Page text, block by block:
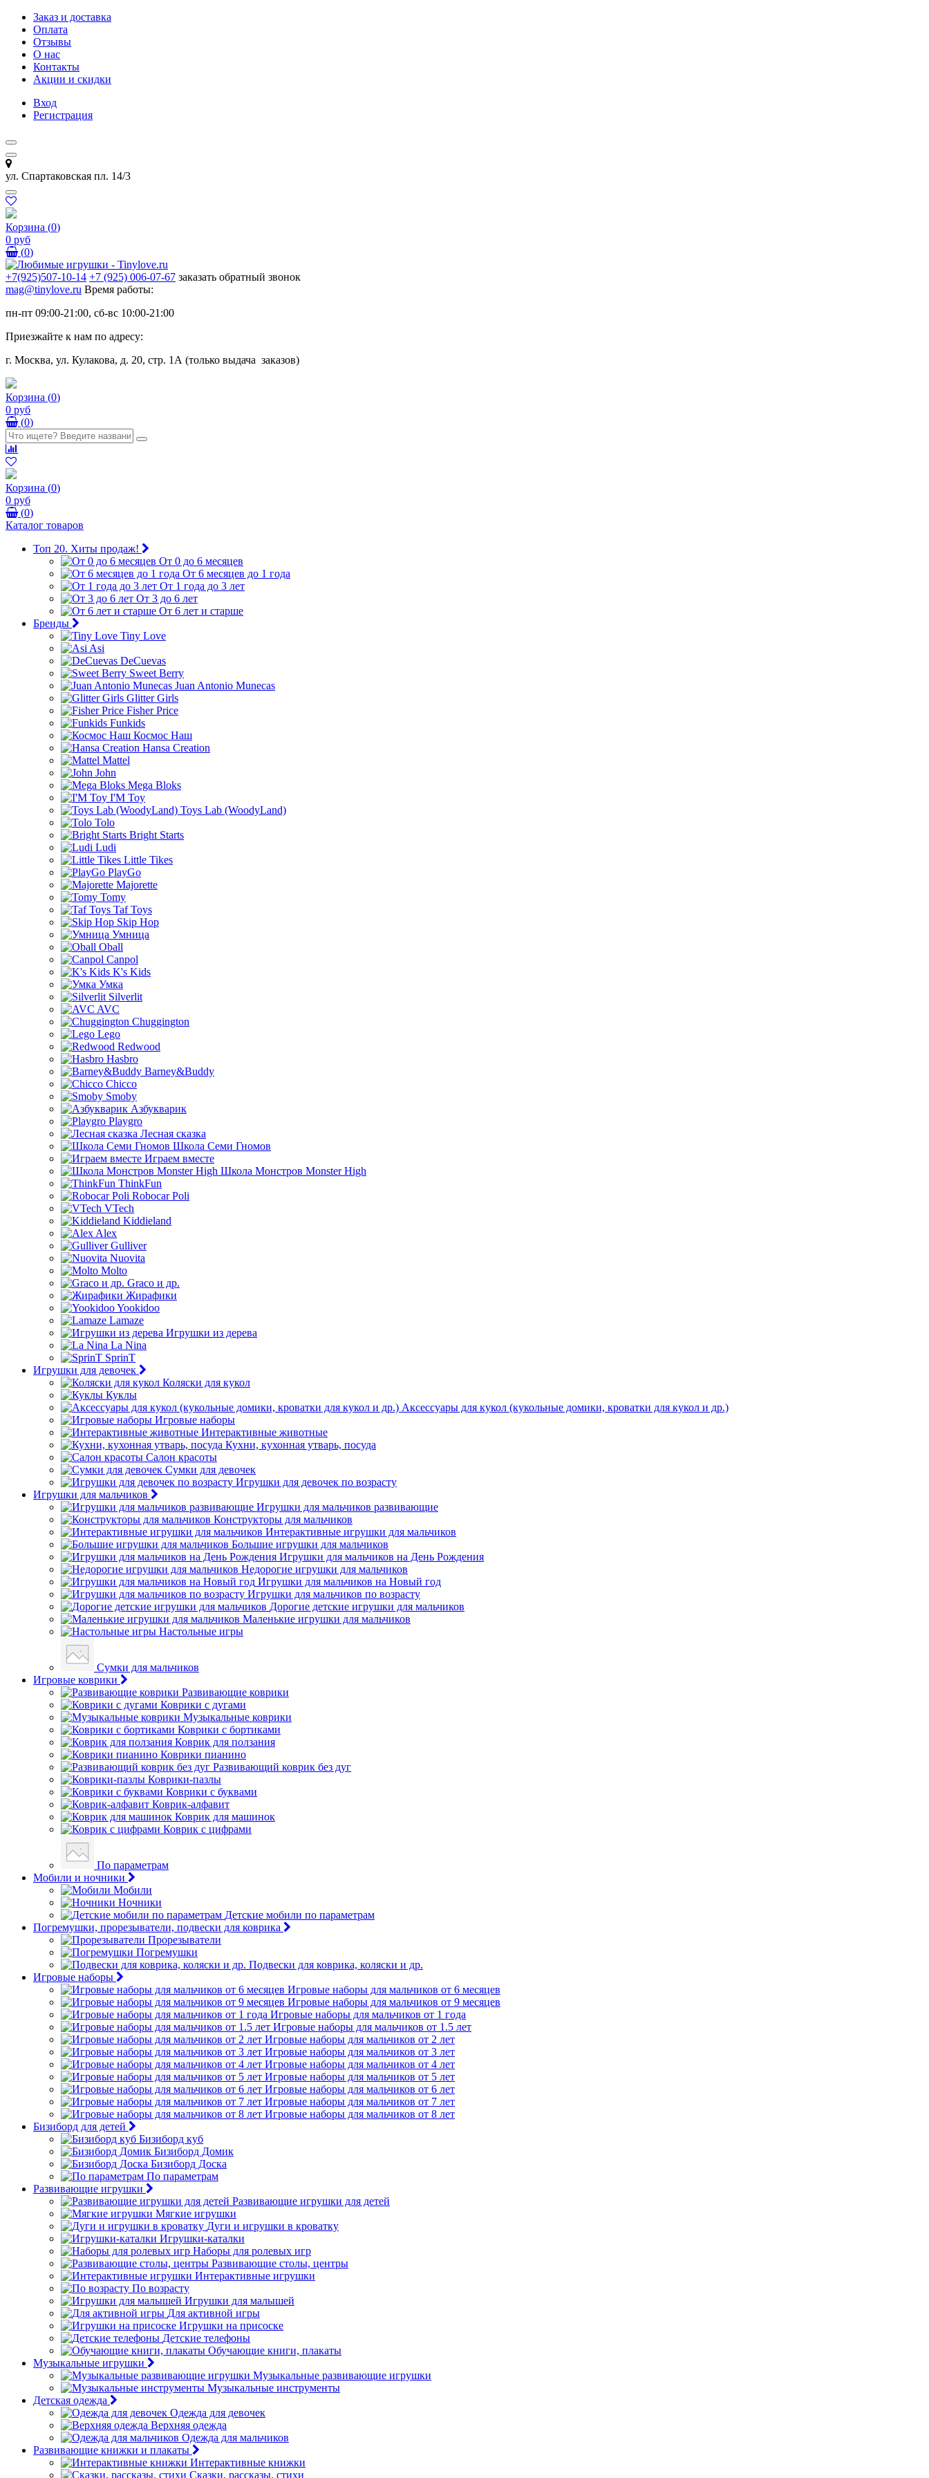
Заказ и доставка
Оплата
Отзывы
О нас
Контакты
Акции и скидки
Вход
Регистрация
ул. Спартаковская пл. 14/3
Корзина (0)
0 руб
(0)
+7(925)507-10-14 +7 (925) 006-07-67 заказать обратный звонок
mag@tinylove.ru Время работы:
пн-пт 09:00-21:00, сб-вс 10:00-21:00
Приезжайте к нам по адресу:
г. Москва, ул. Кулакова, д. 20, стр. 1А (только выдача заказов)
Корзина (0)
0 руб
(0)
Корзина (0)
0 руб
(0)
Каталог товаров
Топ 20. Хиты продаж!
От 0 до 6 месяцев
От 6 месяцев до 1 года
От 1 года до 3 лет
От 3 до 6 лет
От 6 лет и старше
Бренды
Tiny Love
Asi
DeCuevas
Sweet Berry
Juan Antonio Munecas
Glitter Girls
Fisher Price
Funkids
Космос Наш
Hansa Creation
Mattel
John
Mega Bloks
I'M Toy
Toys Lab (WoodyLand)
Tolo
Bright Starts
Ludi
Little Tikes
PlayGo
Majorette
Tomy
Taf Toys
Skip Hop
Умница
Oball
Canpol
K's Kids
Умка
Silverlit
AVC
Chuggington
Lego
Redwood
Hasbro
Barney&Buddy
Chicco
Smoby
Азбукварик
Playgro
Лесная сказка
Школа Семи Гномов
Играем вместе
Школа Монстров Monster High
ThinkFun
Robocar Poli
VTech
Kiddieland
Alex
Gulliver
Nuovita
Molto
Graco и др.
Жирафики
Yookidoo
Lamaze
Игрушки из дерева
La Nina
SprinT
Игрушки для девочек
Коляски для кукол
Куклы
Аксессуары для кукол (кукольные домики, кроватки для кукол и др.)
Игровые наборы
Интерактивные животные
Кухни, кухонная утварь, посуда
Салон красоты
Сумки для девочек
Игрушки для девочек по возрасту
Игрушки для мальчиков
Игрушки для мальчиков развивающие
Конструкторы для мальчиков
Интерактивные игрушки для мальчиков
Большие игрушки для мальчиков
Игрушки для мальчиков на День Рождения
Недорогие игрушки для мальчиков
Игрушки для мальчиков на Новый год
Игрушки для мальчиков по возрасту
Дорогие детские игрушки для мальчиков
Маленькие игрушки для мальчиков
Настольные игры
Сумки для мальчиков
Игровые коврики
Развивающие коврики
Коврики с дугами
Музыкальные коврики
Коврики с бортиками
Коврик для ползания
Коврики пианино
Развивающий коврик без дуг
Коврики-пазлы
Коврики с буквами
Коврик-алфавит
Коврик для машинок
Коврик с цифрами
По параметрам
Мобили и ночники
Мобили
Ночники
Детские мобили по параметрам
Погремушки, прорезыватели, подвески для коврика
Прорезыватели
Погремушки
Подвески для коврика, коляски и др.
Игровые наборы
Игровые наборы для мальчиков от 6 месяцев
Игровые наборы для мальчиков от 9 месяцев
Игровые наборы для мальчиков от 1 года
Игровые наборы для мальчиков от 1.5 лет
Игровые наборы для мальчиков от 2 лет
Игровые наборы для мальчиков от 3 лет
Игровые наборы для мальчиков от 4 лет
Игровые наборы для мальчиков от 5 лет
Игровые наборы для мальчиков от 6 лет
Игровые наборы для мальчиков от 7 лет
Игровые наборы для мальчиков от 8 лет
Бизиборд для детей
Бизиборд куб
Бизиборд Домик
Бизиборд Доска
По параметрам
Развивающие игрушки
Развивающие игрушки для детей
Мягкие игрушки
Дуги и игрушки в кроватку
Игрушки-каталки
Наборы для ролевых игр
Развивающие столы, центры
Интерактивные игрушки
По возрасту
Игрушки для малышей
Для активной игры
Игрушки на присоске
Детские телефоны
Обучающие книги, плакаты
Музыкальные игрушки
Музыкальные развивающие игрушки
Музыкальные инструменты
Детская одежда
Одежда для девочек
Верхняя одежда
Одежда для мальчиков
Развивающие книжки и плакаты
Интерактивные книжки
Сказки, рассказы, стихи